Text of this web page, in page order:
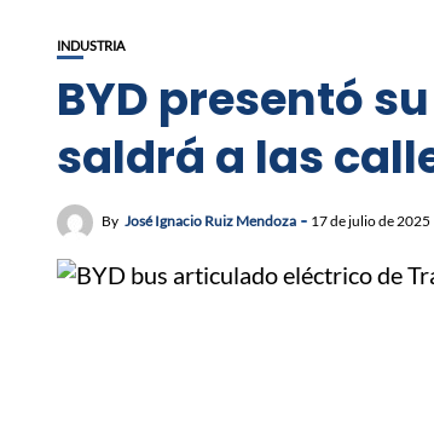
INDUSTRIA
BYD presentó
saldrá a las
By José Ignacio Ruiz Mendoza 17 de julio de 2025